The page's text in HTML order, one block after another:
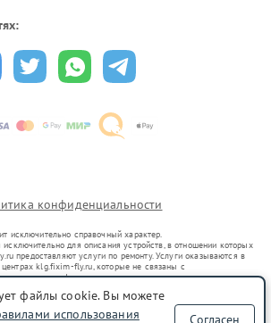
конфиденциальности
исключительно справочный характер.
для описания устройств, в отношении которых
предоставляют услуги по ремонту. Услуги оказываются в
klg.fixim-fly.ru, которые не связаны с
или их официальными представителями.
уже введенных в гражданский оборот в соответствии
не преследует цели индивидуализации услуг или введения
служит для информирования о предоставляемых услугах по
файлы cookie. Вы можете
использования Согласен